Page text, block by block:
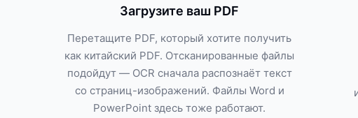
Загрузите ваш PDF
Перетащите PDF, который хотите получить
как китайский PDF. Отсканированные файлы
подойдут — OCR сначала распознаёт текст
со страниц-изображений. Файлы Word и
PowerPoint здесь тоже работают.